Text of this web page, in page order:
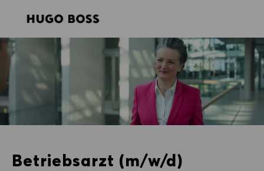
Betriebsarzt (m/w/d)